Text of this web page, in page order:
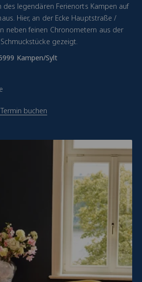
des legendären Ferienorts Kampen auf
Hier, an der Ecke Hauptstraße /
neben feinen Chronometern aus der
gezeigt.
Kampen/Sylt
Termin buchen